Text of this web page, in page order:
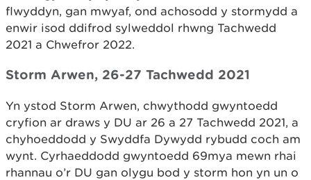
flwyddyn, gan mwyaf, ond achosodd y stormydd a
enwir isod ddifrod sylweddol rhwng Tachwedd
2021 a Chwefror 2022.
Storm Arwen, 26-27 Tachwedd 2021
Yn ystod Storm Arwen, chwythodd gwyntoedd
cryfion ar draws y DU ar 26 a 27 Tachwedd 2021, a
chyhoeddodd y Swyddfa Dywydd rybudd coch am
wynt. Cyrhaeddodd gwyntoedd 69mya mewn rhai
rhannau o’r DU gan olygu bod y storm hon yn un o